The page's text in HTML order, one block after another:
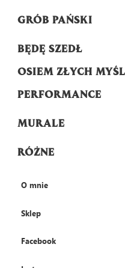
GRÓB PAŃSKI
BĘDĘ SZEDŁ
OSIEM ZŁYCH
PERFORMANCE
MURALE
RÓŻNE
O mnie
Sklep
Facebook